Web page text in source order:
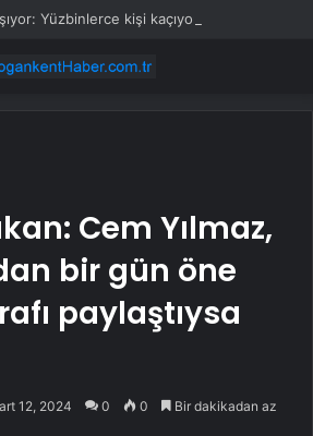
Cem Yılmaz,
bir gün öne
paylaştıysa
12, 2024 0 0 Bir dakikadan az